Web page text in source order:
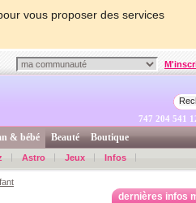
vous proposer des services
747 204 541
& bébé Beauté Boutique
Astro Jeux Infos
dernières infos